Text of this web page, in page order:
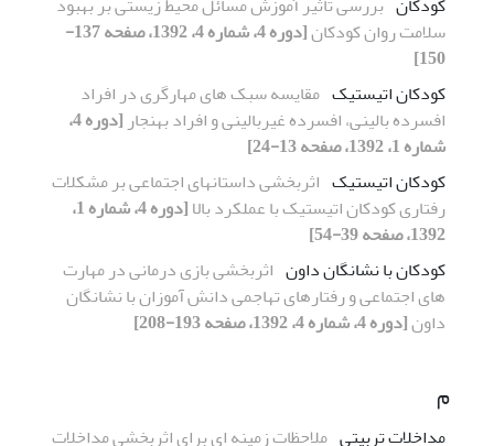
سلامت روان کودکان
[دوره 4، شماره 4، 1392، صفحه 137-
150]
کودکان اتیستیک مقایسه سبک های مهارگری در افراد
افسرده بالینی، افسرده غیربالینی و افراد بهنجار
[دوره 4،
شماره 1، 1392، صفحه 13-24]
کودکان اتیستیک اثربخشی داستان‏های اجتماعی بر مشکلات
رفتاری کودکان اتیستیک با عملکرد بالا
[دوره 4، شماره 1،
1392، صفحه 39-54]
کودکان با نشانگان داون اثربخشی بازی درمانی در مهارت
های اجتماعی و رفتارهای تهاجمی دانش آموزان با نشانگان
داون[دوره 4، شماره 4، 1392، صفحه 193-208]
م
مداخلات تربیتی ملاحظات زمینه ای برای اثربخشی مداخلات